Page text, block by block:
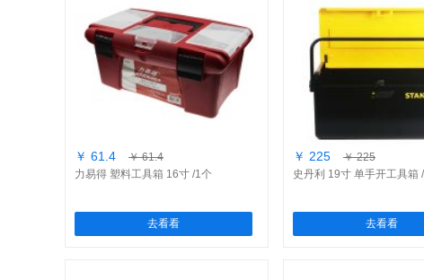
￥ 61.4
￥ 61.4
力易得 塑料工具箱 16寸 /1个
去看看
￥ 225
￥ 225
史丹利 19寸 单手开工具箱
去看看